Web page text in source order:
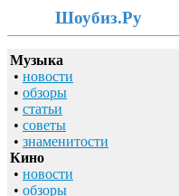
Шоубиз.Ру
Музыка
• новости
• обзоры
• статьи
• советы
• знаменитости
Кино
• новости
• обзоры